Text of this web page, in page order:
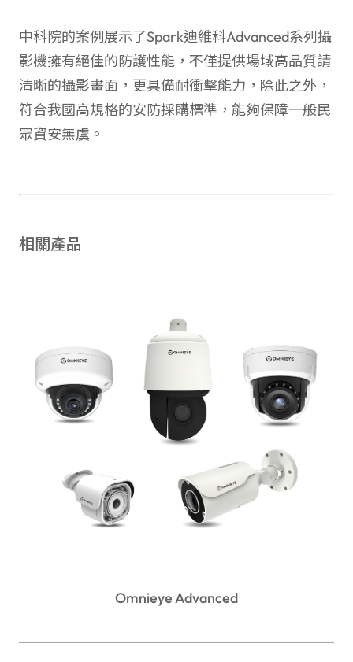
中科院的案例展示了Spark迪維科Advanced系列攝
影機擁有絕佳的防護性能，不僅提供場域高品質請
清晰的攝影畫面，更具備耐衝擊能力，除此之外，
符合我國高規格的安防採購標準，能夠保障一般民
眾資安無虞。
相關產品
Omnieye Advanced